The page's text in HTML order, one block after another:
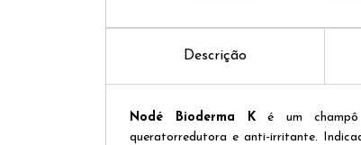
Descrição
Nodé Bioderma K é um champô
queratorredutora e anti-irritante.